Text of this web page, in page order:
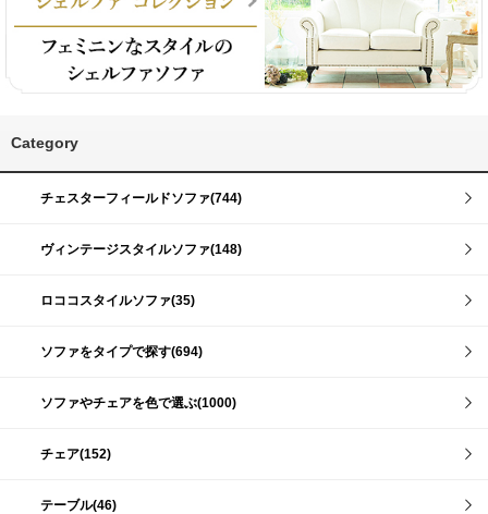
Category
チェスターフィールドソファ(744)
ヴィンテージスタイルソファ(148)
ロココスタイルソファ(35)
ソファをタイプで探す(694)
ソファやチェアを色で選ぶ(1000)
チェア(152)
テーブル(46)